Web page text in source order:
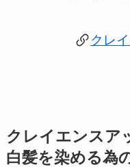
クレ
クレイエンスア
白髪を染める為